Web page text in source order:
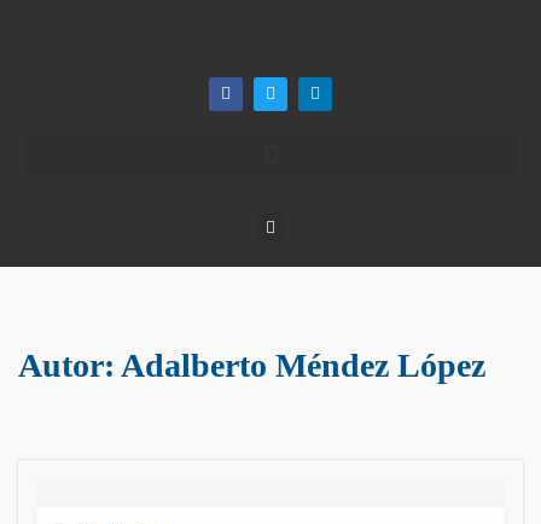
Autor: Adalberto Méndez López